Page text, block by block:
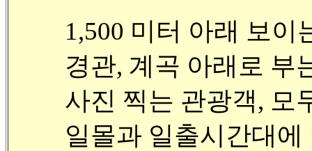
1,500 미터 아래 보
경관, 계곡 아래로 부
사진 찍는 관광객, 모
일몰과 일출시간대